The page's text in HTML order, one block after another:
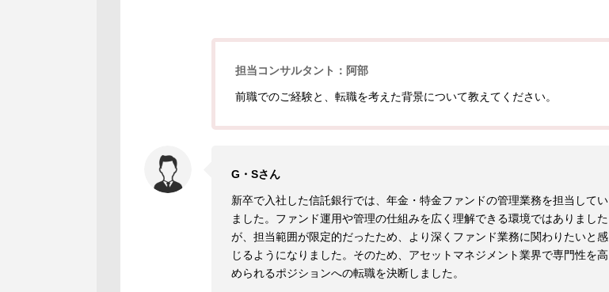
担当コンサルタント：阿部
前職でのご経験と、転職を考えた背景について教えてください。
G・Sさん
新卒で入社した信託銀行では、年金・特金ファンドの管理業務を担当してい
ました。ファンド運用や管理の仕組みを広く理解できる環境ではありました
が、担当範囲が限定的だったため、より深くファンド業務に関わりたいと感
じるようになりました。そのため、アセットマネジメント業界で専門性を高
められるポジションへの転職を決断しました。